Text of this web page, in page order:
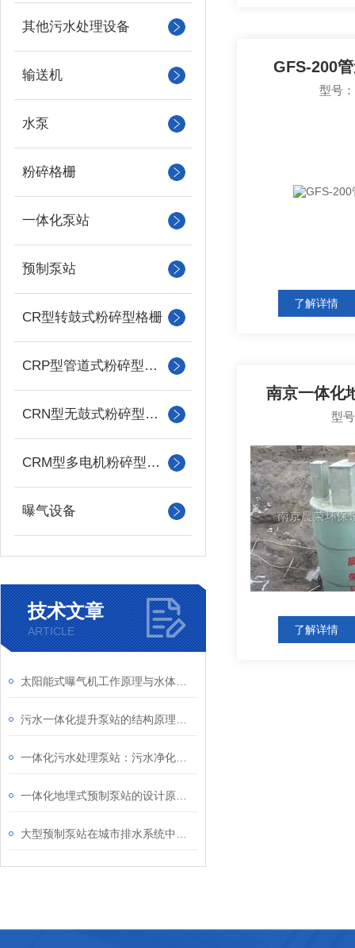
其他污水处理设备
输送机
水泵
粉碎格栅
一体化泵站
预制泵站
CR型转鼓式粉碎型格栅
CRP型管道式粉碎型格栅
CRN型无鼓式粉碎型格栅
CRM型多电机粉碎型格栅
曝气设备
技术文章
ARTICLE
GFS-200
型号
了解详情
南京一体化
型
了解详情